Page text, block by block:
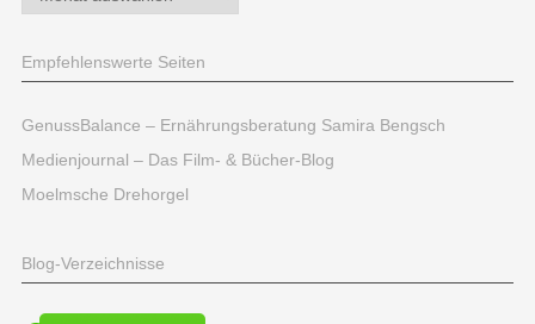
Empfehlenswerte Seiten
GenussBalance – Ernährungsberatung Samira Bengsch
Medienjournal – Das Film- & Bücher-Blog
Moelmsche Drehorgel
Blog-Verzeichnisse